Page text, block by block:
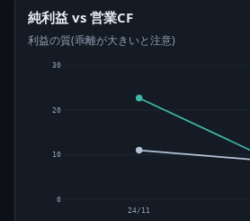
純利益 vs 営業CF
利益の質(乖離が大きいと注意)
0
10
20
30
24/11